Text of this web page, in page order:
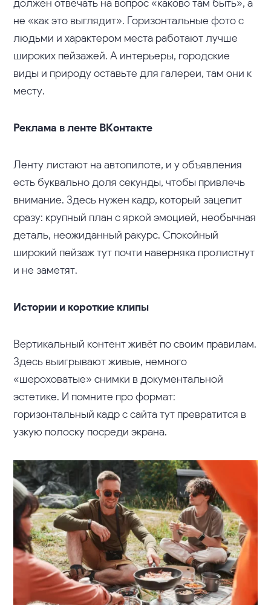
должен отвечать на вопрос «каково там быть», а
не «как это выглядит». Горизонтальные фото с
людьми и характером места работают лучше
широких пейзажей. А интерьеры, городские
виды и природу оставьте для галереи, там они к
месту.
Реклама в ленте ВКонтакте
Ленту листают на автопилоте, и у объявления
есть буквально доля секунды, чтобы привлечь
внимание. Здесь нужен кадр, который зацепит
сразу: крупный план с яркой эмоцией, необычная
деталь, неожиданный ракурс. Спокойный
широкий пейзаж тут почти наверняка пролистнут
и не заметят.
Истории и короткие клипы
Вертикальный контент живёт по своим правилам.
Здесь выигрывают живые, немного
«шероховатые» снимки в документальной
эстетике. И помните про формат:
горизонтальный кадр с сайта тут превратится в
узкую полоску посреди экрана.